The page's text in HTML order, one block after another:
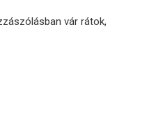
vár rátok,